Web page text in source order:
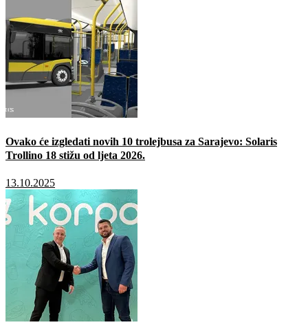
Ovako će izgledati novih 10 trolejbusa za Sarajevo: Solaris
Trollino 18 stižu od ljeta 2026.
13.10.2025